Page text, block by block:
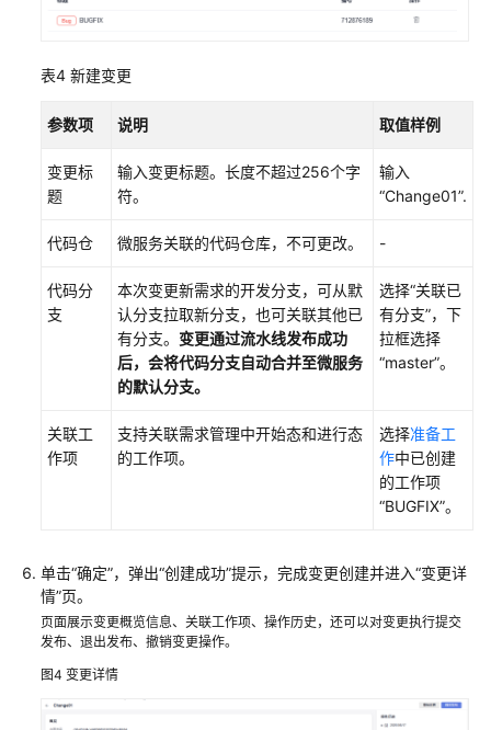
表4 新建变更
参数项 说明 取值样例
变更标
题
输入变更标题。长度不超过256个字
符。
输入
“Change01”.
代码仓 微服务关联的代码仓库，不可更改。 -
代码分
支
本次变更新需求的开发分支，可从默
认分支拉取新分支，也可关联其他已
有分支。 变更通过流水线发布成功
后，会将代码分支自动合并至微服务
的默认分支。
选择“关联已
有分支”，下
拉框选择
“master”。
关联工
作项
支持关联需求管理中开始态和进行态
的工作项。
选择准备工
作中已创建
的工作项
“BUGFIX”。
单击“确定”，弹出“创建成功”提示，完成变更创建并进入“变更详
情”页。
页面展示变更概览信息、关联工作项、操作历史，还可以对变更执行提交
发布、退出发布、撤销变更操作。
图4 变更详情